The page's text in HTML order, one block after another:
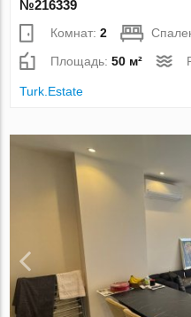
№216339
Комнат:2
Площадь:50 м²
Turk.Estate